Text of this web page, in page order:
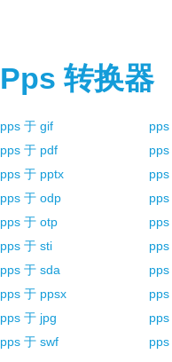
Pps 转换器
pps 于 gif pps
pps 于 pdf pps
pps 于 pptx pps
pps 于 odp pps
pps 于 otp pps
pps 于 sti pps
pps 于 sda pps
pps 于 ppsx pps
pps 于 jpg pps
pps 于 swf pps